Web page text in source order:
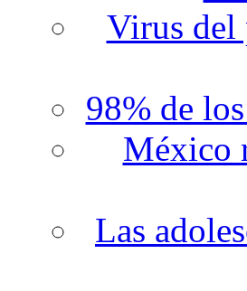
Virus del
98% de
México
Las